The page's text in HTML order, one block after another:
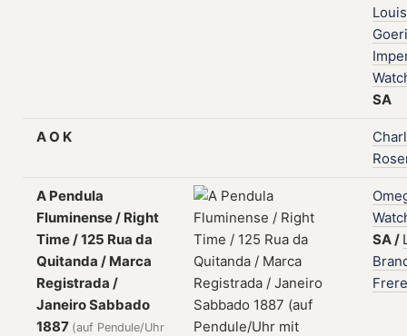
Louis
SA
A O K
A Pendula
Fluminense / Right
Time / 125 Rua da
Quitanda / Marca
Registrada /
Janeiro Sabbado
1887 (auf Pendule/Uhr
SA/
Frere